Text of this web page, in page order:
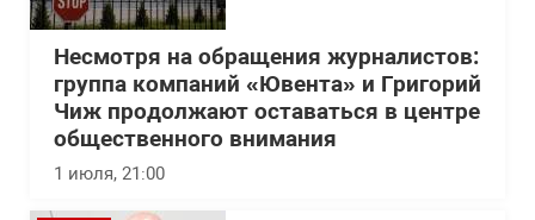
Несмотря на обращения журналистов:
группа компаний «Ювента» и Григорий
Чиж продолжают оставаться в центре
общественного внимания
1 июля, 21:00